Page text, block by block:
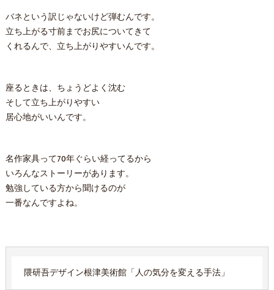
バネという訳じゃないけど弾むんです。
立ち上がる寸前までお尻についてきて
くれるんで、立ち上がりやすいんです。
座るときは、ちょうどよく沈む
そして立ち上がりやすい
居心地がいいんです。
名作家具って70年ぐらい経ってるから
いろんなストーリーがあります。
勉強している方から聞けるのが
一番なんですよね。
隈研吾デザイン根津美術館「人の気分を変える手法」